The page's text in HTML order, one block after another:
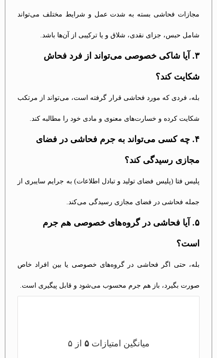
مجازات فحاشی بسته به شدت عمل و شرایط مختلف می‌تواند
شامل حبس، جزای نقدی، شلاق و یا ترکیبی از آن‌ها باشد.
۳. آیا شاکی خصوصی می‌تواند از فرد فحاش
شکایت کند؟
بله، فردی که مورد فحاشی قرار گرفته است، می‌تواند از مرتکب
شکایت کرده و خسارت‌های معنوی و مادی خود را مطالبه کند.
۴. چه کسی می‌تواند به جرم فحاشی در فضای
مجازی رسیدگی کند؟
پلیس فتا (پلیس فضای تولید و تبادل اطلاعات) به جرایم سایبری از
جمله فحاشی در فضای مجازی رسیدگی می‌کند.
۵. آیا فحاشی در گروه‌های خصوصی هم جرم
است؟
بله، حتی اگر فحاشی در گروه‌های خصوصی یا بین افراد خاص
صورت بگیرد، باز هم جرم محسوب می‌شود و قابل پیگیری است.
میانگین امتیازات۵ از ۵